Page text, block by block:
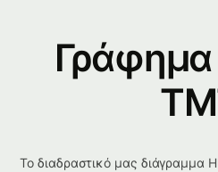
Γράφημα
Το διαδραστικό μας διάγραμμα